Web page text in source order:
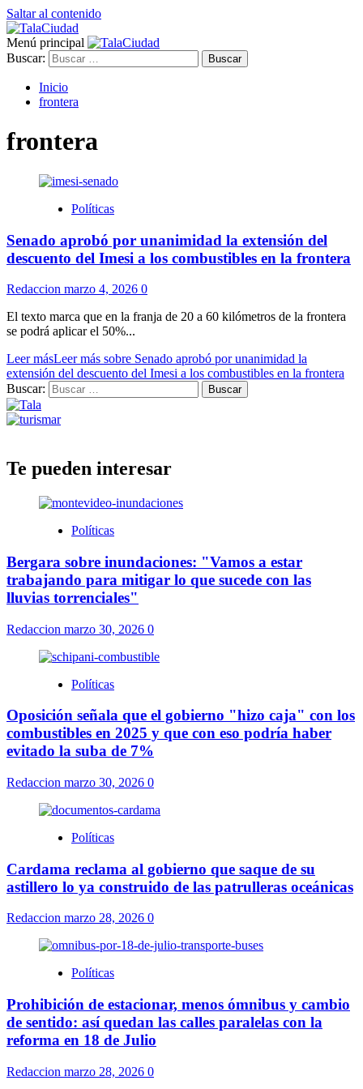
Saltar al contenido
Menú principal
Buscar:
Inicio
frontera
frontera
Políticas
Senado aprobó por unanimidad la extensión del
descuento del Imesi a los combustibles en la frontera
Redaccion marzo 4, 2026 0
El texto marca que en la franja de 20 a 60 kilómetros de la frontera
se podrá aplicar el 50%...
Leer másLeer más sobre Senado aprobó por unanimidad la
extensión del descuento del Imesi a los combustibles en la frontera
Buscar:
Te pueden interesar
Políticas
Bergara sobre inundaciones: "Vamos a estar
trabajando para mitigar lo que sucede con las
lluvias torrenciales"
Redaccion marzo 30, 2026 0
Políticas
Oposición señala que el gobierno "hizo caja" con los
combustibles en 2025 y que con eso podría haber
evitado la suba de 7%
Redaccion marzo 30, 2026 0
Políticas
Cardama reclama al gobierno que saque de su
astillero lo ya construido de las patrulleras oceánicas
Redaccion marzo 28, 2026 0
Políticas
Prohibición de estacionar, menos ómnibus y cambio
de sentido: así quedan las calles paralelas con la
reforma en 18 de Julio
Redaccion marzo 28, 2026 0